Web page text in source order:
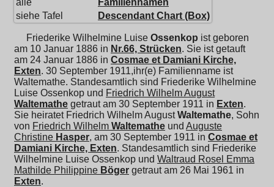
alle
Familiennamen
siehe Tafel
Descendant Chart (Box)
Friederike Wilhelmine Luise Ossenkop ist geboren
am 10 Januar 1886 in Nr.66, Strücken. Sie ist getauft
am 24 Januar 1886 in Cosmae et Damiani Kirche,
Exten. 30 September 1911,ihr(e) Familienname ist
Waltemathe. Standesamtlich sind Friederike Wilhelmine
Luise Ossenkop und Friedrich Wilhelm August
Waltemathe getraut am 30 September 1911 in Exten.
Sie heiratet Friedrich Wilhelm August Waltemathe, Sohn
von Friedrich Wilhelm Waltemathe und Auguste
Christine Hasper, am 30 September 1911 in Cosmae et
Damiani Kirche, Exten. Standesamtlich sind Friederike
Wilhelmine Luise Ossenkop und Waltraud Rosel Emma
Mathilde Philippine Böger getraut am 26 Mai 1961 in
Exten.